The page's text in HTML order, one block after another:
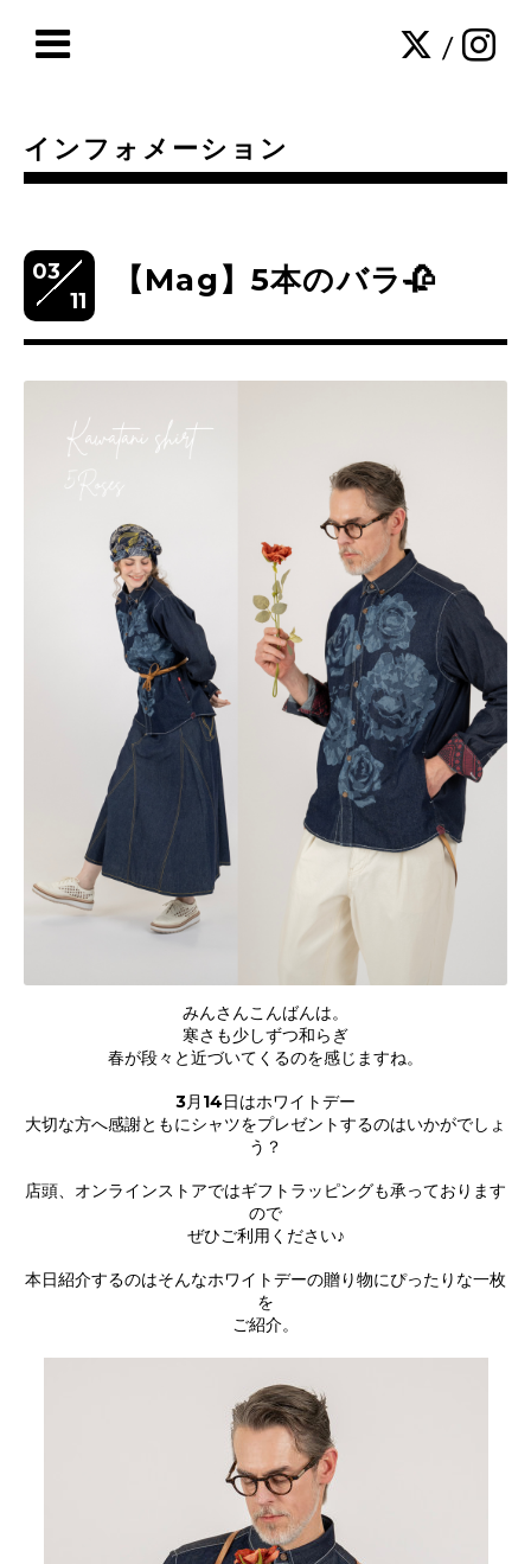
/
インフォメーション
03
11
【Mag】5本のバラ🥀
みんさんこんばんは。
寒さも少しずつ和らぎ
春が段々と近づいてくるのを感じますね。
3月14日はホワイトデー
大切な方へ感謝ともにシャツをプレゼントするのはいかがでしょ
う？
店頭、オンラインストアではギフトラッピングも承っております
ので
ぜひご利用ください♪
本日紹介するのはそんなホワイトデーの贈り物にぴったりな一枚
を
ご紹介。